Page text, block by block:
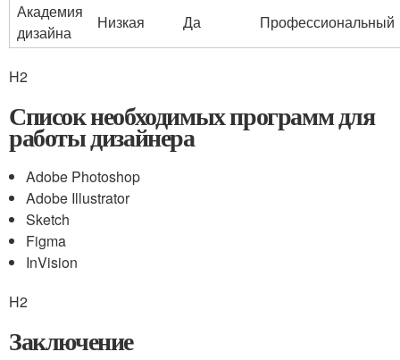
Академия
дизайна
Низкая Да Профессиональный
H2
Список необходимых программ для
работы дизайнера
Adobe Photoshop
Adobe Illustrator
Sketch
Figma
InVision
H2
Заключение